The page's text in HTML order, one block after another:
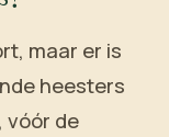
maar er is
heesters
vóór de